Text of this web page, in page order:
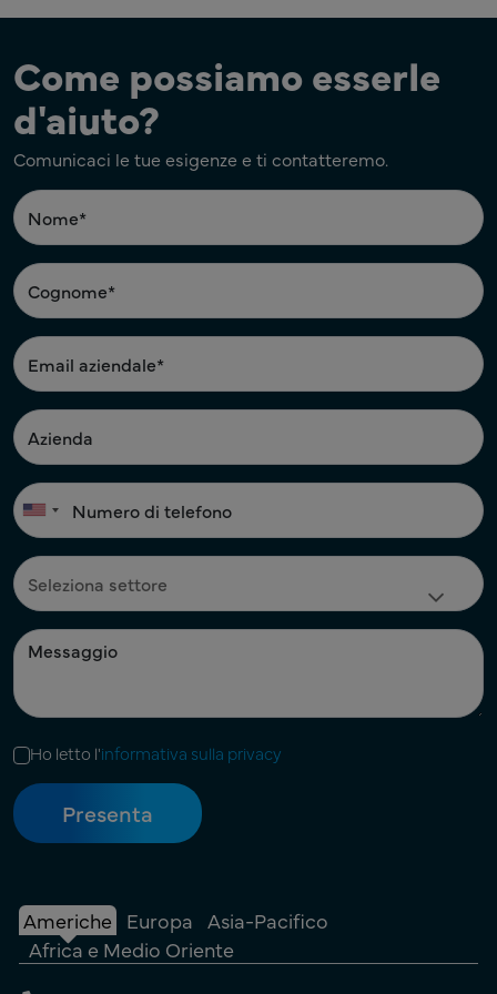
Come possiamo esserle
d'aiuto?
Comunicaci le tue esigenze e ti contatteremo.
Ho letto l'informativa sulla privacy
Americhe Europa Asia-Pacifico
Africa e Medio Oriente